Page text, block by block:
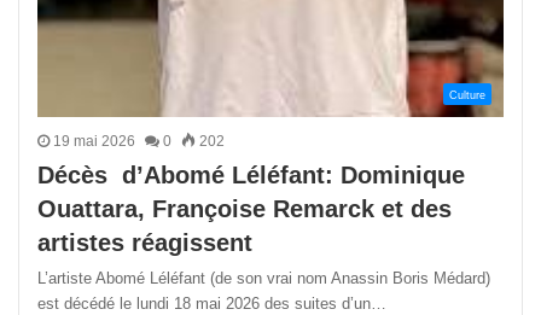
Culture
19 mai 2026 0 202
Décès d’Abomé Léléfant: Dominique
Ouattara, Françoise Remarck et des
artistes réagissent
L’artiste Abomé Léléfant (de son vrai nom Anassin Boris Médard)
est décédé le lundi 18 mai 2026 des suites d’un…